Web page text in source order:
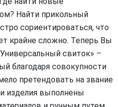
Найти прикольный
сориентироваться, что
крайне сложно. Теперь Вы
свиток» –
благодаря совокупности
претендовать на звание
изделия выполнены